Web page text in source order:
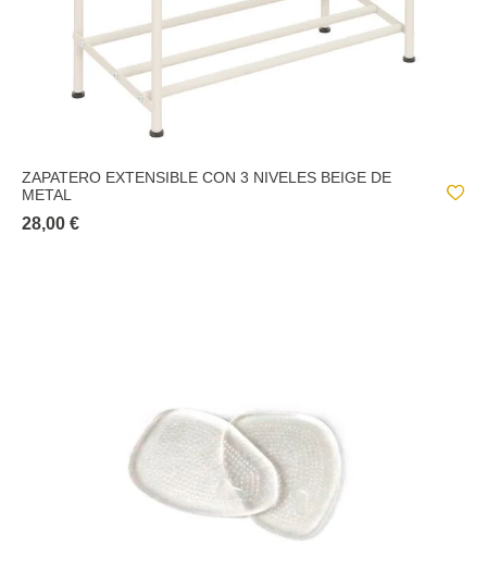
ZAPATERO EXTENSIBLE CON 3 NIVELES BEIGE DE
METAL
28,00 €